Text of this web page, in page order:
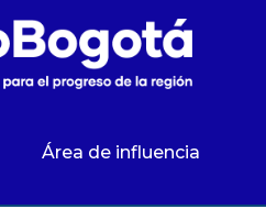
Área de influencia